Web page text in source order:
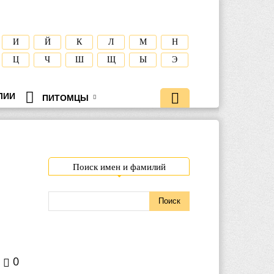
И Й К Л М
Н
Ц
Ч Ш Щ Ы Э
ПИТОМЦЫ
0
Поиск имен и фамилий